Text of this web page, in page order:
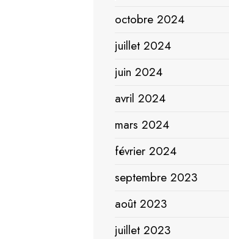
octobre 2024
juillet 2024
juin 2024
avril 2024
mars 2024
février 2024
septembre 2023
août 2023
juillet 2023